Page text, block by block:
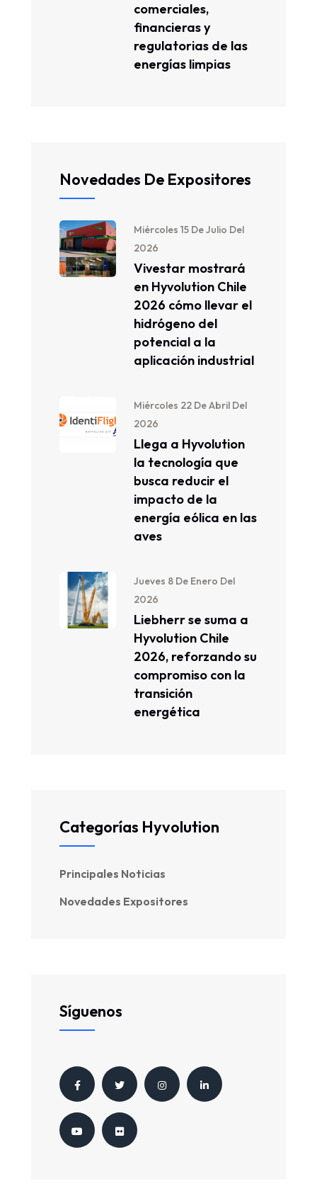
comerciales,
financieras y
regulatorias de las
energías limpias
Novedades De Expositores
Miércoles 15 De Julio Del
2026
Vivestar mostrará
en Hyvolution Chile
2026 cómo llevar el
hidrógeno del
potencial a la
aplicación industrial
Miércoles 22 De Abril Del
2026
Llega a Hyvolution
la tecnología que
busca reducir el
impacto de la
energía eólica en las
aves
Jueves 8 De Enero Del
2026
Liebherr se suma a
Hyvolution Chile
2026, reforzando su
compromiso con la
transición
energética
Categorías Hyvolution
Principales Noticias
Novedades Expositores
Síguenos